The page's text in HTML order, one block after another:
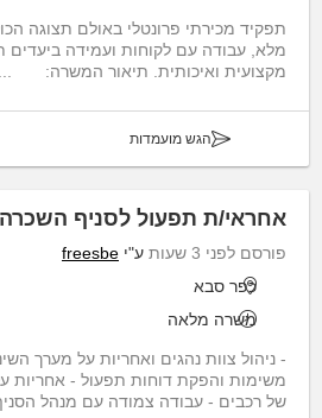
תפקיד מכירתי פרונטלי באולם תצוגה
מלא, עבודה עם לקוחות ועמידה ביעדים
מקצועית ואיכותית. תיאור המשרה: ...
הגש מועמדות
אחראי/ת תפעול לסניף
פורסם לפני 3 שעות ע"י freesbe
כפר סבא
משרה מלאה
- ניהול צוות נהגים ואחריות על מערך
משימות והפקת דוחות תפעול - אחריות
של רכבים - עבודה צמודה עם מנהל